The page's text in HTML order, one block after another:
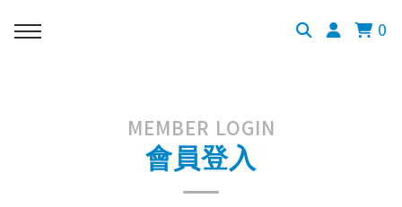
0
MEMBER LOGIN
會員登入